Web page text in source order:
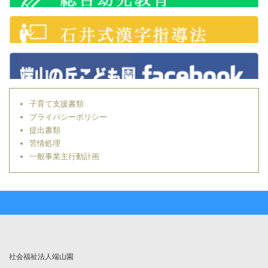
子育て支援書類
プライバシーポリシー
提出書類
苦情処理
一般事業主行動計画
社会福祉法人端山園